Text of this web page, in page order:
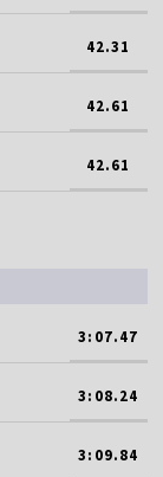
42.31
42.61
42.61
3:07.47
3:08.24
3:09.84